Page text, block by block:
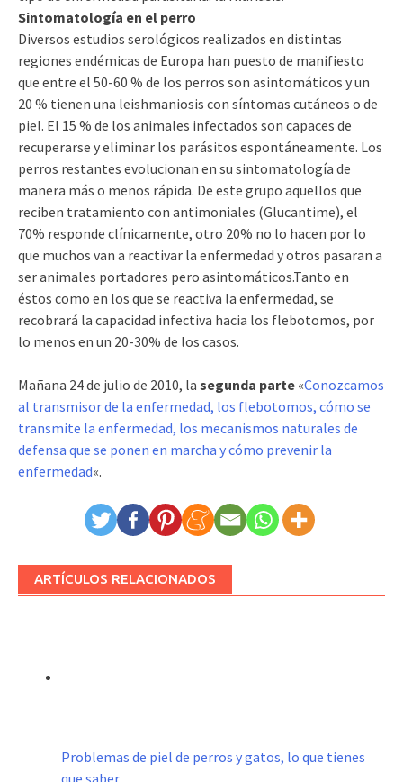
Sintomatología en el perro
Diversos estudios serológicos realizados en distintas
regiones endémicas de Europa han puesto de manifiesto
que entre el 50-60 % de los perros son asintomáticos y un
20 % tienen una leishmaniosis con síntomas cutáneos o de
piel. El 15 % de los animales infectados son capaces de
recuperarse y eliminar los parásitos espontáneamente. Los
perros restantes evolucionan en su sintomatología de
manera más o menos rápida. De este grupo aquellos que
reciben tratamiento con antimoniales (Glucantime), el
70% responde clínicamente, otro 20% no lo hacen por lo
que muchos van a reactivar la enfermedad y otros pasaran a
ser animales portadores pero asintomáticos.Tanto en
éstos como en los que se reactiva la enfermedad, se
recobrará la capacidad infectiva hacia los flebotomos, por
lo menos en un 20-30% de los casos.
Mañana 24 de julio de 2010, la segunda parte «Conozcamos
al transmisor de la enfermedad, los flebotomos, cómo se
transmite la enfermedad, los mecanismos naturales de
defensa que se ponen en marcha y cómo prevenir la
enfermedad«.
ARTÍCULOS RELACIONADOS
Problemas de piel de perros y gatos, lo que tienes
que saber